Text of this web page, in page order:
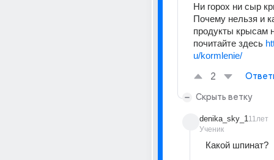
Ни горох ни сыр
Почему нельзя и
продукты крысам
почитайте здесь
u/kormlenie/
2
Скрыть ветку
denika_sky_1
Ученик
11лет
Какой шпинат?